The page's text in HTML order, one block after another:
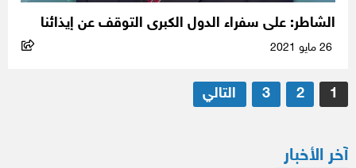
الشاطر: على سفراء الدول الكبرى التوقف عن إيذائنا
تعدد
صفحات
1
2
3 التالي
آخر الأخبار